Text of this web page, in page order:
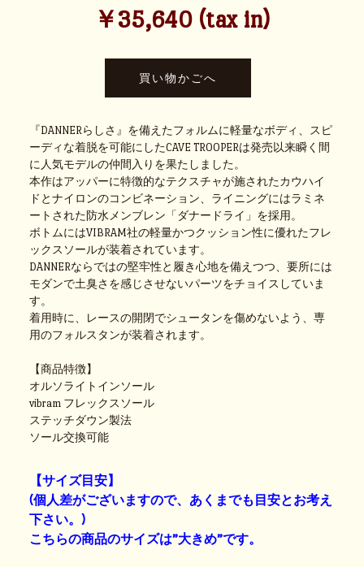
￥35,640 (tax in)
『DANNERらしさ』を備えたフォルムに軽量なボディ、スピ
ーディな着脱を可能にしたCAVE TROOPERは発売以来瞬く間
に人気モデルの仲間入りを果たしました。
本作はアッパーに特徴的なテクスチャが施されたカウハイ
ドとナイロンのコンビネーション、ライニングにはラミネ
ートされた防水メンブレン「ダナードライ」を採用。
ボトムにはVIBRAM社の軽量かつクッション性に優れたフレ
ックスソールが装着されています。
DANNERならではの堅牢性と履き心地を備えつつ、要所には
モダンで土臭さを感じさせないパーツをチョイスしていま
す。
着用時に、レースの開閉でシュータンを傷めないよう、専
用のフォルスタンが装着されます。
【商品特徴】
オルソライトインソール
vibram フレックスソール
ステッチダウン製法
ソール交換可能
【サイズ目安】
(個人差がございますので、あくまでも目安とお考え
下さい。)
こちらの商品のサイズは”大きめ”です。